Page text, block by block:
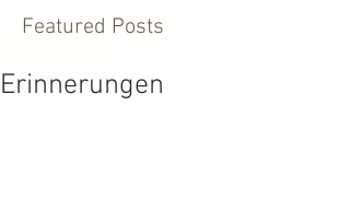
Featured Posts
Erinnerungen